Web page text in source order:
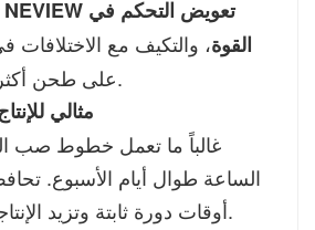
القوة، والتكيف مع الاختلافات
على طحن أكثر سلاسة وتجانسًا.
2. مثالي
غالباً ما تعمل خطوط صب
الساعة طوال أيام الأسبوع.
أوقات دورة ثابتة وتزيد الإنتاجية إلى أقصى حد.